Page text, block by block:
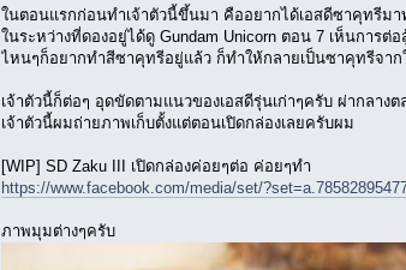
ในตอนแรกก่อนทำเจ้าตัวนี้ขึ้นมา คืออยากได้เอสดีซาคุทรีมา
ในระหว่างที่ดองอยู่ได้ดู Gundam Unicorn ตอน 7 เห็นการต่
ไหนๆก็อยากทำสีซาคุทรีอยู่แล้ว ก็ทำให้กลายเป็นซาคุทรีจาก
เจ้าตัวนี้ก็ต่อๆ อุดขัดตามแนวของเอสดีรุ่นเก่าๆครับ ผ่ากลางต
เจ้าตัวนี้ผมถ่ายภาพเก็บตั้งแต่ตอนเปิดกล่องเลยครับผม
[WIP] SD Zaku III เปิดกล่องค่อยๆต่อ ค่อยๆทำ
https://www.facebook.com/media/set/
ภาพมุมต่างๆครับ